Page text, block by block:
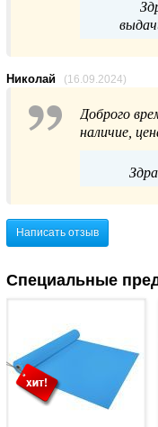
Николай (16.09.2024)
Доброго
наличие,
Написать отзыв
Специальные